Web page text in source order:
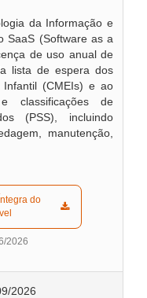
da Informação e
SaaS (Software as a
de uso anual de
lista de espera dos
Infantil (CMEIs) e ao
classificações de
(PSS), incluindo
manutenção,
2026
2026